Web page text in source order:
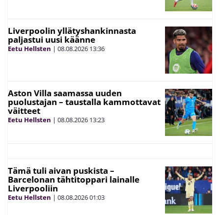
Liverpoolin yllätyshankinnasta
paljastui uusi käänne
Eetu Hellsten | 08.08.2026 13:36
Aston Villa saamassa uuden
puolustajan – taustalla kammottavat
väitteet
Eetu Hellsten | 08.08.2026 13:23
Tämä tuli aivan puskista –
Barcelonan tähtitoppari lainalle
Liverpooliin
Eetu Hellsten | 08.08.202601:03